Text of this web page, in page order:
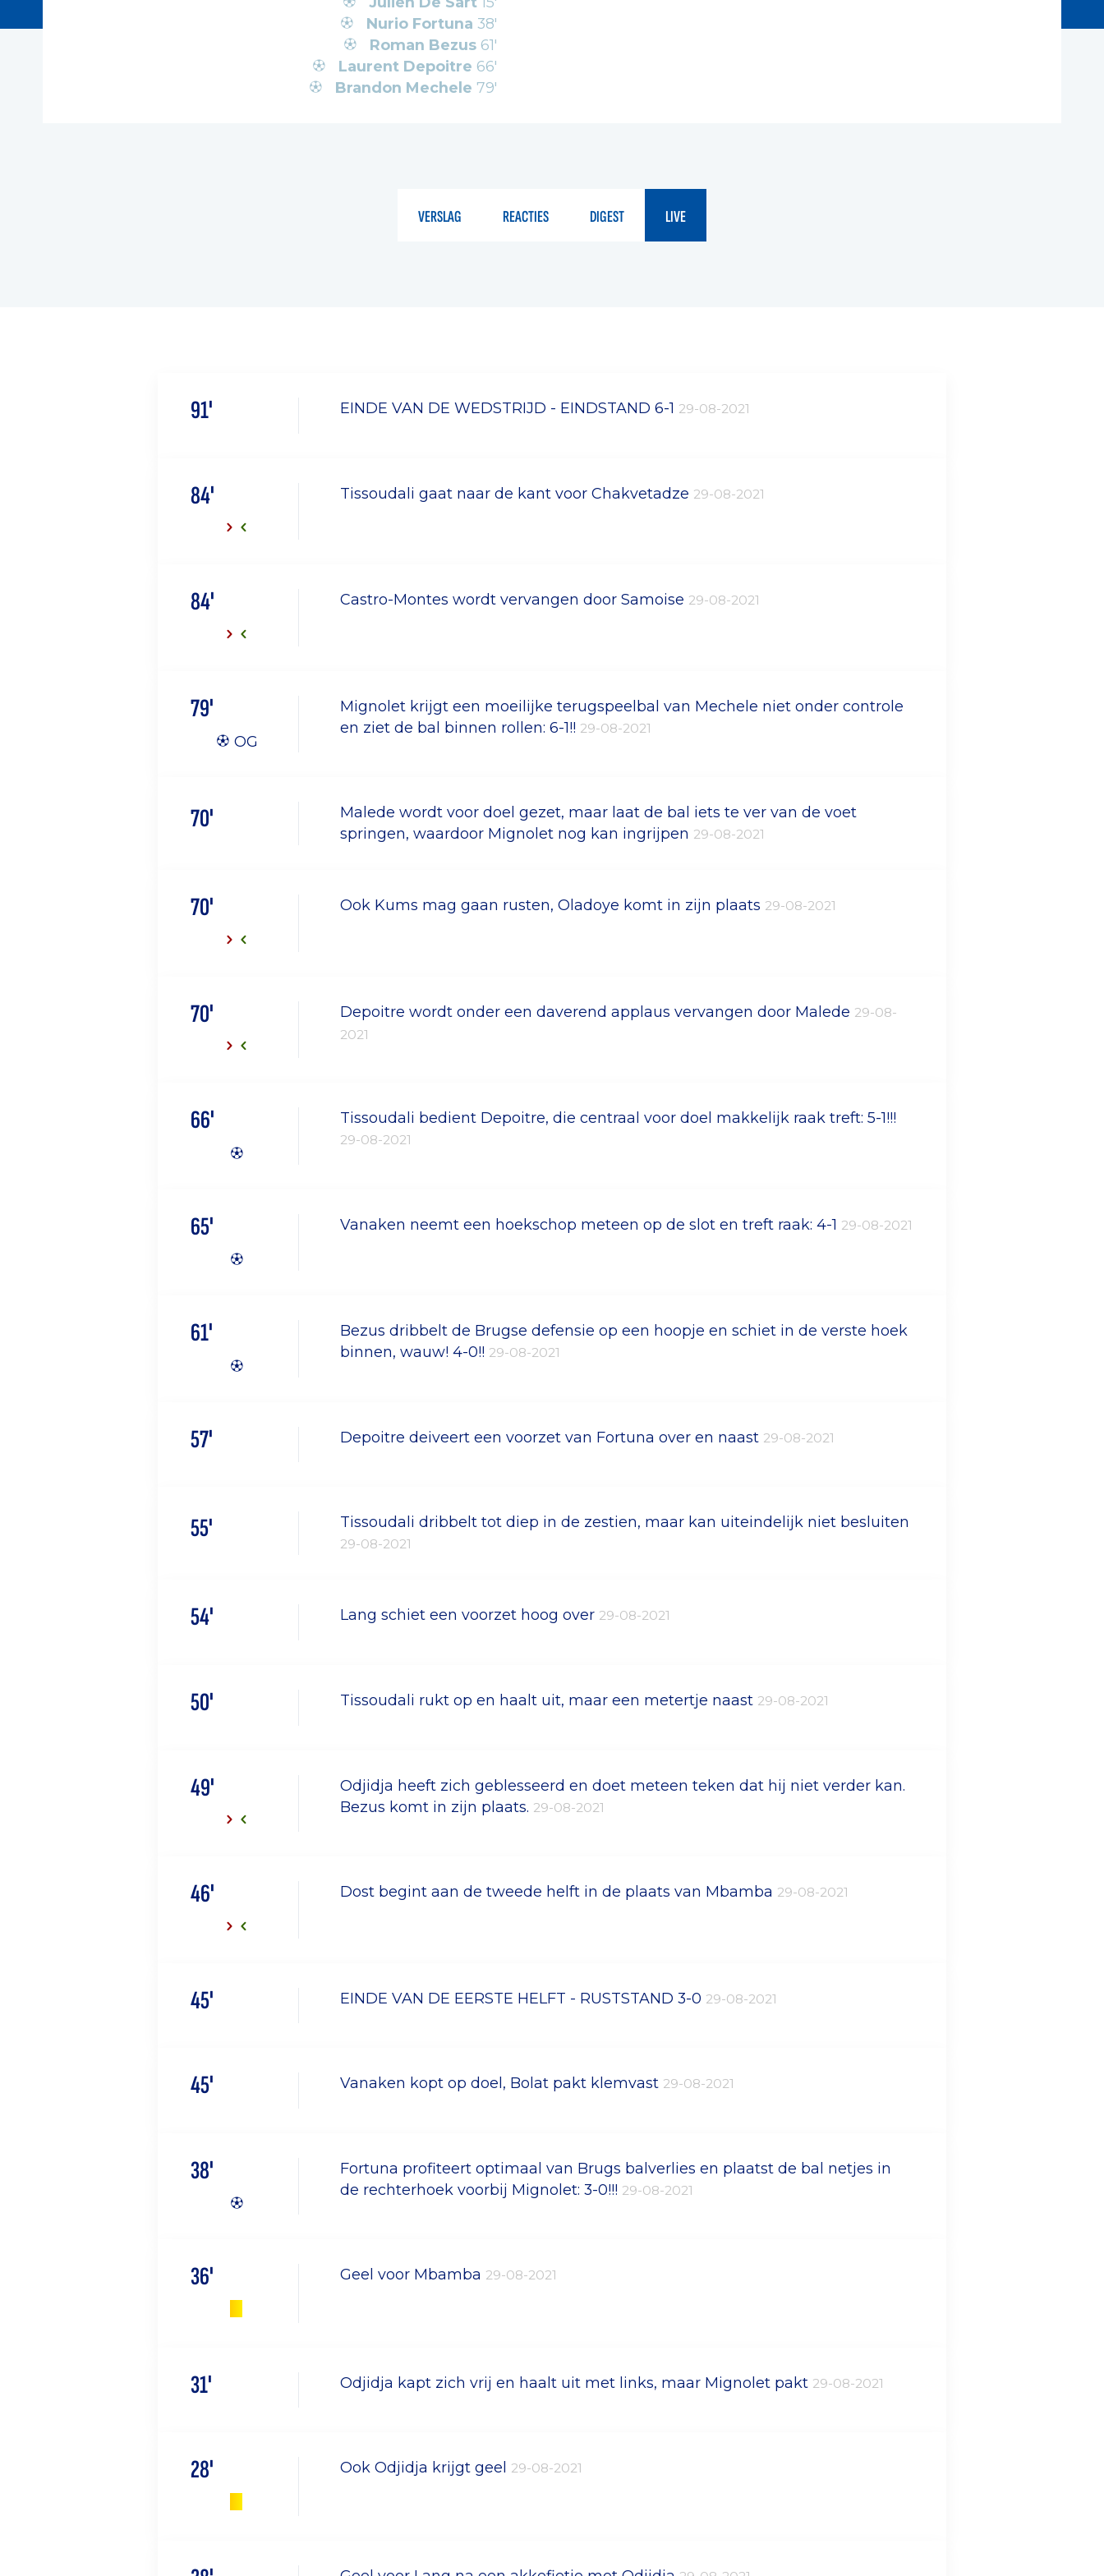
Nurio Fortuna 38'
Roman Bezus61'
Laurent Depoitre 66'
Brandon Mechele 79'
VERSLAG REACTIES DIGEST LIVE
91' EINDE VAN DE WEDSTRIJD - EINDSTAND 6-1 29-08-2021
84' Tissoudali gaat naar de kant voor Chakvetadze 29-08-2021
84' Castro-Montes wordt vervangen door Samoise 29-08-2021
79'
OG
Mignolet krijgt een moeilijke terugspeelbal van Mechele niet onder controle
en ziet de bal binnen rollen: 6-1!! 29-08-2021
70'
Malede wordt voor doel gezet, maar laat de bal iets te ver van de voet
springen, waardoor Mignolet nog kan ingrijpen 29-08-2021
70' Ook Kums mag gaan rusten, Oladoye komt in zijn plaats 29-08-2021
70' Depoitre wordt onder een daverend applaus vervangen door Malede 29-08-
2021
66' Tissoudali bedient Depoitre, die centraal voor doel makkelijk raak treft: 5-1!!!
29-08-2021
65' Vanaken neemt een hoekschop meteen op de slot en treft raak: 4-1 29-08-2021
61'
Bezus dribbelt de Brugse defensie op een hoopje en schiet in de verste hoek
binnen, wauw! 4-0!! 29-08-2021
57' Depoitre deiveert een voorzet van Fortuna over en naast 29-08-2021
55' Tissoudali dribbelt tot diep in de zestien, maar kan uiteindelijk niet besluiten
29-08-2021
54' Lang schiet een voorzet hoog over 29-08-2021
50' Tissoudali rukt op en haalt uit, maar een metertje naast 29-08-2021
49'
Odjidja heeft zich geblesseerd en doet meteen teken dat hij niet verder kan.
Bezus komt in zijn plaats. 29-08-2021
46' Dost begint aan de tweede helft in de plaats van Mbamba 29-08-2021
45' EINDE VAN DE EERSTE HELFT - RUSTSTAND 3-0 29-08-2021
45' Vanaken kopt op doel, Bolat pakt klemvast 29-08-2021
38'
Fortuna profiteert optimaal van Brugs balverlies en plaatst de bal netjes in
de rechterhoek voorbij Mignolet: 3-0!!! 29-08-2021
36' Geel voor Mbamba 29-08-2021
31' Odjidja kapt zich vrij en haalt uit met links, maar Mignolet pakt 29-08-2021
28' Ook Odjidja krijgt geel 29-08-2021